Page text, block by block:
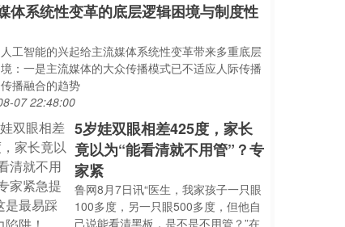
体系统性变革的底层逻辑困境与制度性
工智能的兴起给主流媒体系统性变革带来多重底层
：一是主流媒体的大众传播模式已不适应人际传播
播融合的趋势
07 22:48:00
5岁娃双眼相差425度，家长
竟以为“能看清就不用管”？专
家紧
鲁网8月7日讯“医生，我家孩子一只眼
100多度，另一只眼500多度，但他自
己说能看清黑板，是不是不用管？”在